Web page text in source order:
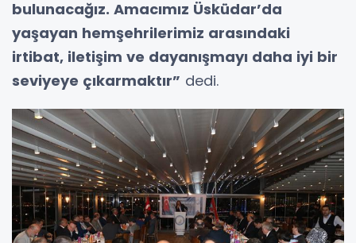
bulunacağız. Amacımız Üsküdar’da
yaşayan hemşehrilerimiz arasındaki
irtibat, iletişim ve dayanışmayı daha iyi bir
seviyeye çıkarmaktır” dedi.